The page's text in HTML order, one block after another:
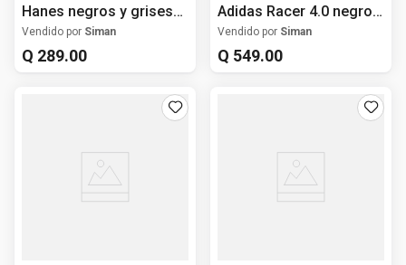
Hanes negros y grises
para hombre
Vendido por Siman
Q 289.00
Adidas Racer 4.0 negro
para hombre
Vendido por Siman
Q 549.00